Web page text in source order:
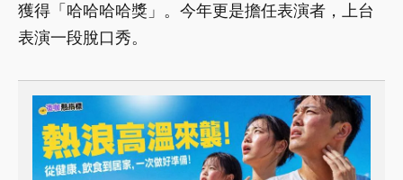
獲得「哈哈哈哈獎」。今年更是擔任表演者，上台
表演一段脫口秀。